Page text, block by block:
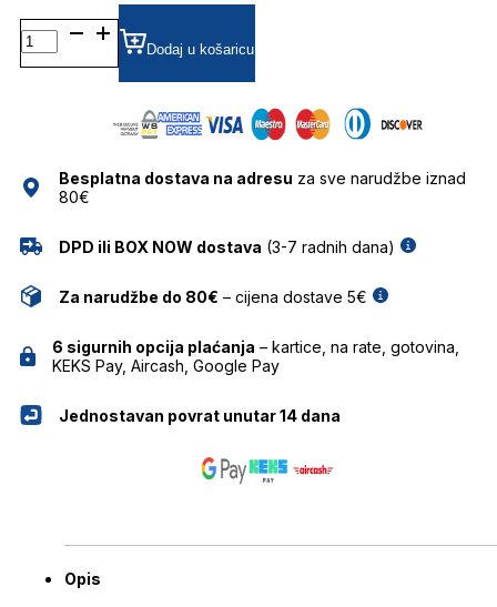
ZOCO
ZLOTY
BK
količina
Dodaj u košaricu
Besplatna dostava na adresu za sve narudžbe iznad
80€
DPD ili BOX NOW dostava (3-7 radnih dana)
Za narudžbe do 80€ – cijena dostave 5€
6 sigurnih opcija plaćanja – kartice, na rate, gotovina,
KEKS Pay, Aircash, Google Pay
Jednostavan povrat unutar 14 dana
Opis